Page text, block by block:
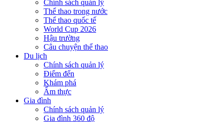
Chính sách quản lý
Thể thao trong nước
Thể thao quốc tế
World Cup 2026
Hậu trường
Câu chuyện thể thao
Du lịch
Chính sách quản lý
Điểm đến
Khám phá
Ẩm thực
Gia đình
Chính sách quản lý
Gia đình 360 độ